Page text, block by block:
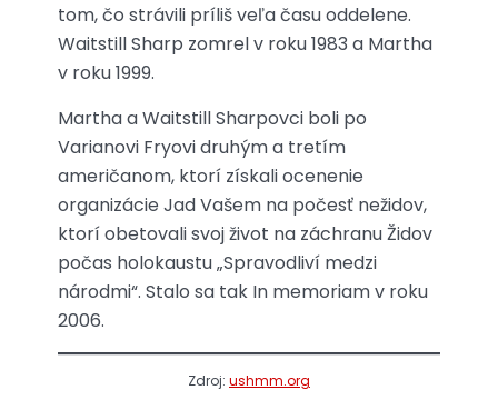
tom, čo strávili príliš veľa času oddelene.
Waitstill Sharp zomrel v roku 1983 a Martha
v roku 1999.
Martha a Waitstill Sharpovci boli po
Varianovi Fryovi druhým a tretím
američanom, ktorí získali ocenenie
organizácie Jad Vašem na počesť nežidov,
ktorí obetovali svoj život na záchranu Židov
počas holokaustu „Spravodliví medzi
národmi“. Stalo sa tak In memoriam v roku
2006.
Zdroj: ushmm.org